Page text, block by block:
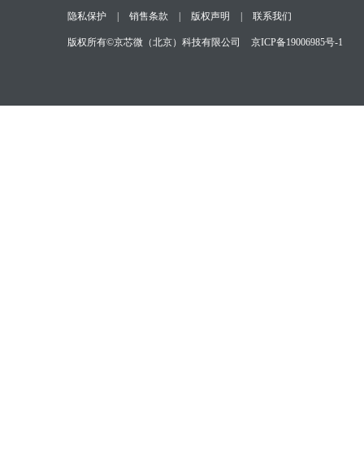
隐私保护 销售条款 版权声明 联系我们
版权所有©京芯微（北京）科技有限公司 京ICP备19006985号-1